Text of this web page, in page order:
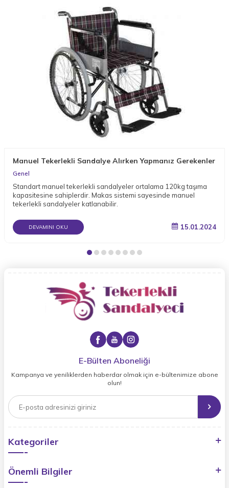
Manuel Tekerlekli Sandalye Alırken Yapmanız Gerekenler
Genel
Standart manuel tekerlekli sandalyeler ortalama 120kg taşıma
kapasitesine sahiplerdir. Makas sistemi sayesinde manuel
tekerlekli sandalyeler katlanabilir.
DEVAMINI OKU 15.01.2024
E-Bülten Aboneliği
Kampanya ve yeniliklerden haberdar olmak için e-bültenimize abone
olun!
Kategoriler
Önemli Bilgiler